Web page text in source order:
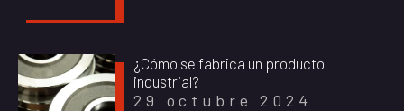
¿Cómo se fabrica un producto
industrial?
29 octubre 2024